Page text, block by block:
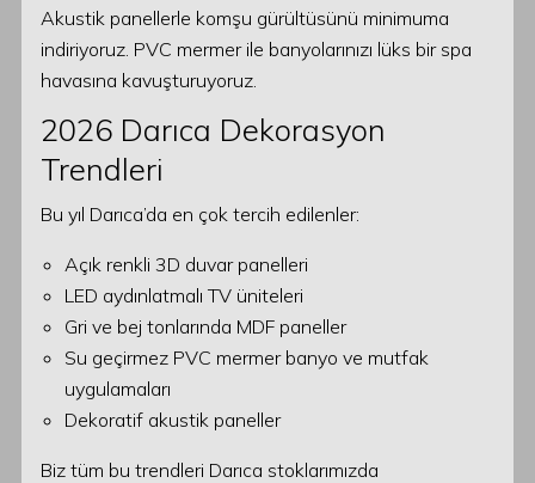
Akustik panellerle komşu gürültüsünü minimuma
indiriyoruz. PVC mermer ile banyolarınızı lüks bir spa
havasına kavuşturuyoruz.
2026 Darıca Dekorasyon
Trendleri
Bu yıl Darıca’da en çok tercih edilenler:
Açık renkli 3D duvar panelleri
LED aydınlatmalı TV üniteleri
Gri ve bej tonlarında MDF paneller
Su geçirmez PVC mermer banyo ve mutfak
uygulamaları
Dekoratif akustik paneller
Biz tüm bu trendleri Darıca stoklarımızda